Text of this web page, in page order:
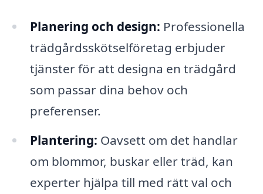
Planering och design: Professionella
trädgårdsskötselföretag erbjuder
tjänster för att designa en trädgård
som passar dina behov och
preferenser.
Plantering: Oavsett om det handlar
om blommor, buskar eller träd, kan
experter hjälpa till med rätt val och